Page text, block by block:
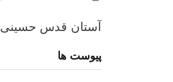
آستان قدس حسینی
پیوست ها